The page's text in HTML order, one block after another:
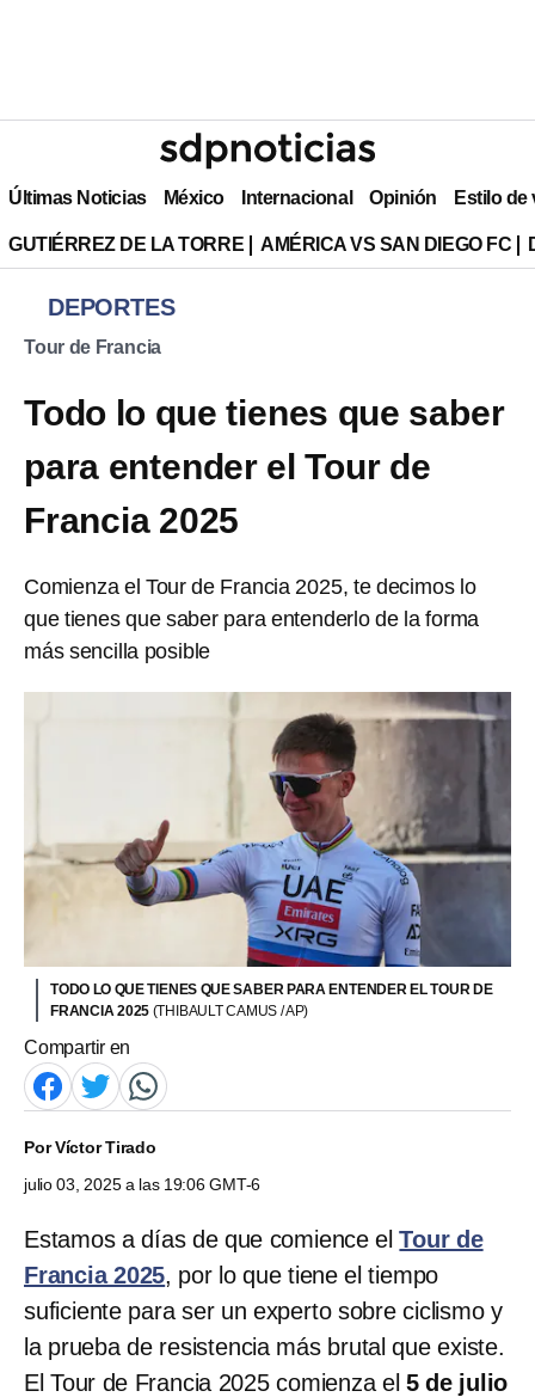
Últimas Noticias México Internacional Opinión Estilo de
GUTIÉRREZ DE LA TORRE AMÉRICA VS SAN DIEGO FC
DEPORTES
Tour de Francia
Todo lo que tienes que saber
para entender el Tour de
Francia 2025
Comienza el Tour de Francia 2025, te decimos lo
que tienes que saber para entenderlo de la forma
más sencilla posible
TODO LO QUE TIENES QUE SABER PARA ENTENDER EL TOUR DE
FRANCIA 2025 (THIBAULT CAMUS / AP)
Compartir en
PorVíctor Tirado
julio 03, 2025 a las 19:06 GMT-6
Estamos a días de que comience el Tour de
Francia 2025, por lo que tiene el tiempo
suficiente para ser un experto sobre ciclismo y
la prueba de resistencia más brutal que existe.
El Tour de Francia 2025 comienza el 5 de julio